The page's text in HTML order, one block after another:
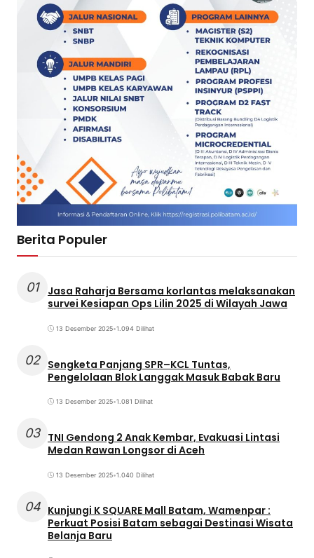
Berita Populer
01
Jasa Raharja Bersama korlantas melaksanakan
survei Kesiapan Ops Lilin 2025 di Wilayah Jawa
13 Desember 2025•1.094 Dilihat
02 Sengketa Panjang SPR–KCL Tuntas,
Pengelolaan Blok Langgak Masuk Babak Baru
13 Desember 2025•1.081 Dilihat
03 TNI Gendong 2 Anak Kembar, Evakuasi Lintasi
Medan Rawan Longsor di Aceh
13 Desember 2025•1.040 Dilihat
04 Kunjungi K SQUARE Mall Batam, Wamenpar :
Perkuat Posisi Batam sebagai Destinasi Wisata
Belanja Baru